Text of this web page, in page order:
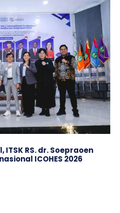
RS. dr. Soepraoen
ICOHES 2026